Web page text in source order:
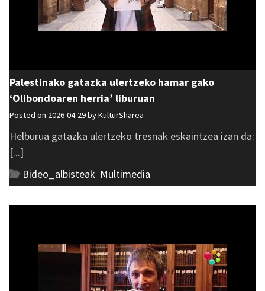
Palestinako gatazka ulertzeko hamar gako
‘Olibondoaren herria’ liburuan
Posted on 2026-04-29 byKulturSharea
Helburua gatazka ulertzeko tresnak eskaintzea izan da:
[...]
Bideo_albisteak Multimedia